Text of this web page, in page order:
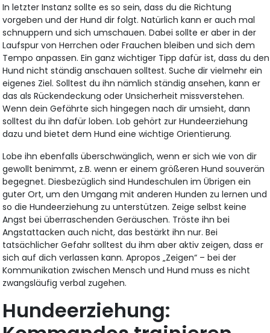
In letzter Instanz sollte es so sein, dass du die Richtung
vorgeben und der Hund dir folgt. Natürlich kann er auch mal
schnuppern und sich umschauen. Dabei sollte er aber in der
Laufspur von Herrchen oder Frauchen bleiben und sich dem
Tempo anpassen. Ein ganz wichtiger Tipp dafür ist, dass du den
Hund nicht ständig anschauen solltest. Suche dir vielmehr ein
eigenes Ziel. Solltest du ihn nämlich ständig ansehen, kann er
das als Rückendeckung oder Unsicherheit missverstehen.
Wenn dein Gefährte sich hingegen nach dir umsieht, dann
solltest du ihn dafür loben. Lob gehört zur Hundeerziehung
dazu und bietet dem Hund eine wichtige Orientierung.
Lobe ihn ebenfalls überschwänglich, wenn er sich wie von dir
gewollt benimmt, z.B. wenn er einem größeren Hund souverän
begegnet. Diesbezüglich sind Hundeschulen im Übrigen ein
guter Ort, um den Umgang mit anderen Hunden zu lernen und
so die Hundeerziehung zu unterstützen. Zeige selbst keine
Angst bei überraschenden Geräuschen. Tröste ihn bei
Angstattacken auch nicht, das bestärkt ihn nur. Bei
tatsächlicher Gefahr solltest du ihm aber aktiv zeigen, dass er
sich auf dich verlassen kann. Apropos „Zeigen“ – bei der
Kommunikation zwischen Mensch und Hund muss es nicht
zwangsläufig verbal zugehen.
Hundeerziehung: